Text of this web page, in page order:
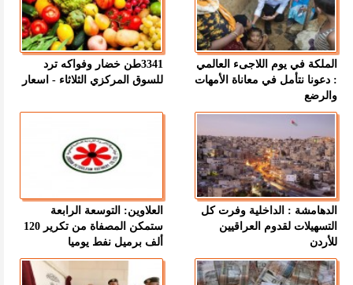
الملكة في يوم اللاجىء العالمي
: دعونا نتأمل في معاناة الأمهات
والرضع
3341طن خضار وفواكه ترد
للسوق المركزي الثلاثاء - اسعار
الدهامشة : الداخلية وفرت كل
التسهيلات لقدوم العراقيين
للأردن
العلاوين: التوسعة الرابعة
ستمكن المصفاة من تكرير 120
ألف برميل نفط يوميا